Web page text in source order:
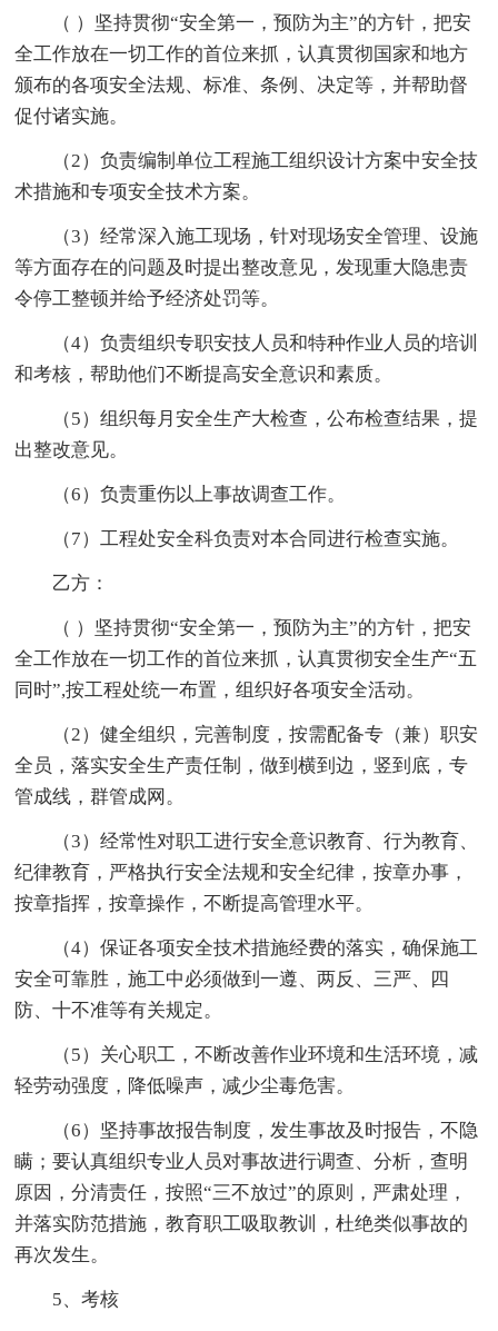
（ ）坚持贯彻“安全第一，预防为主”的方针，把安
全工作放在一切工作的首位来抓，认真贯彻国家和地方
颁布的各项安全法规、标准、条例、决定等，并帮助督
促付诸实施。
（2）负责编制单位工程施工组织设计方案中安全技
术措施和专项安全技术方案。
（3）经常深入施工现场，针对现场安全管理、设施
等方面存在的问题及时提出整改意见，发现重大隐患责
令停工整顿并给予经济处罚等。
（4）负责组织专职安技人员和特种作业人员的培训
和考核，帮助他们不断提高安全意识和素质。
（5）组织每月安全生产大检查，公布检查结果，提
出整改意见。
（6）负责重伤以上事故调查工作。
（7）工程处安全科负责对本合同进行检查实施。
乙方：
（ ）坚持贯彻“安全第一，预防为主”的方针，把安
全工作放在一切工作的首位来抓，认真贯彻安全生产“五
同时”,按工程处统一布置，组织好各项安全活动。
（2）健全组织，完善制度，按需配备专（兼）职安
全员，落实安全生产责任制，做到横到边，竖到底，专
管成线，群管成网。
（3）经常性对职工进行安全意识教育、行为教育、
纪律教育，严格执行安全法规和安全纪律，按章办事，
按章指挥，按章操作，不断提高管理水平。
（4）保证各项安全技术措施经费的落实，确保施工
安全可靠胜，施工中必须做到一遵、两反、三严、四
防、十不准等有关规定。
（5）关心职工，不断改善作业环境和生活环境，减
轻劳动强度，降低噪声，减少尘毒危害。
（6）坚持事故报告制度，发生事故及时报告，不隐
瞒；要认真组织专业人员对事故进行调查、分析，查明
原因，分清责任，按照“三不放过”的原则，严肃处理，
并落实防范措施，教育职工吸取教训，杜绝类似事故的
再次发生。
5、考核